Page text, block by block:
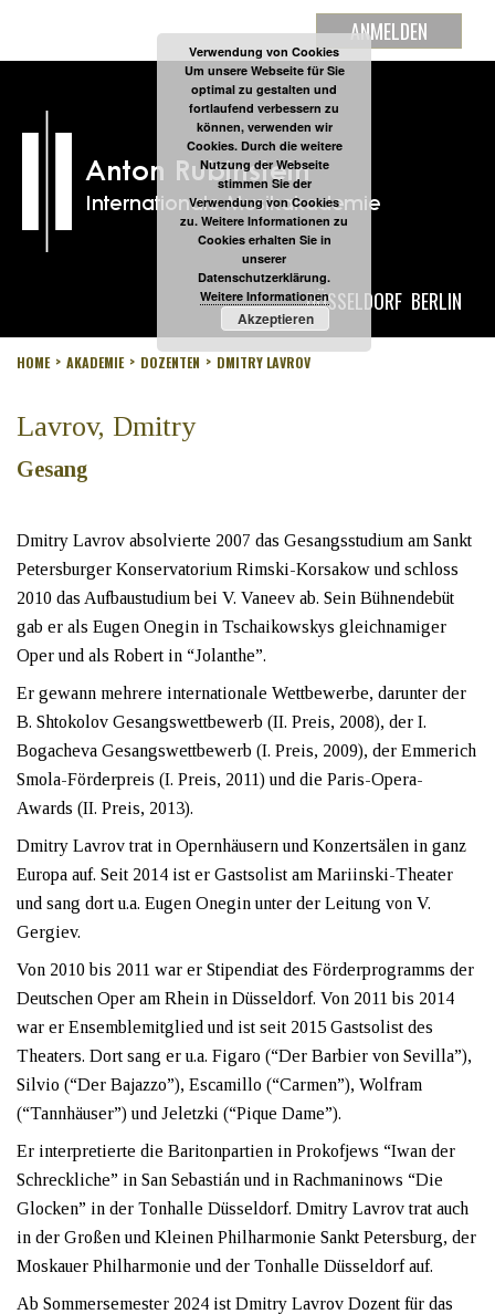
ANMELDEN
DÜSSELDORF BERLIN
HOME AKADEMIE DOZENTEN DMITRY LAVROV
Lavrov, Dmitry
Gesang
Dmitry Lavrov absolvierte 2007 das Gesangsstudium am Sankt
Petersburger Konservatorium Rimski-Korsakow und schloss
2010 das Aufbaustudium bei V. Vaneev ab. Sein Bühnendebüt
gab er als Eugen Onegin in Tschaikowskys gleichnamiger
Oper und als Robert in “Jolanthe”.
Er gewann mehrere internationale Wettbewerbe, darunter der
B. Shtokolov Gesangswettbewerb (II. Preis, 2008), der I.
Bogacheva Gesangswettbewerb (I. Preis, 2009), der Emmerich
Smola-Förderpreis (I. Preis, 2011) und die Paris-Opera-
Awards (II. Preis, 2013).
Dmitry Lavrov trat in Opernhäusern und Konzertsälen in ganz
Europa auf. Seit 2014 ist er Gastsolist am Mariinski-Theater
und sang dort u.a. Eugen Onegin unter der Leitung von V.
Gergiev.
Von 2010 bis 2011 war er Stipendiat des Förderprogramms der
Deutschen Oper am Rhein in Düsseldorf. Von 2011 bis 2014
war er Ensemblemitglied und ist seit 2015 Gastsolist des
Theaters. Dort sang er u.a. Figaro (“Der Barbier von Sevilla”),
Silvio (“Der Bajazzo”), Escamillo (“Carmen”), Wolfram
(“Tannhäuser”) und Jeletzki (“Pique Dame”).
Er interpretierte die Baritonpartien in Prokofjews “Iwan der
Schreckliche” in San Sebastián und in Rachmaninows “Die
Glocken” in der Tonhalle Düsseldorf. Dmitry Lavrov trat auch
in der Großen und Kleinen Philharmonie Sankt Petersburg, der
Moskauer Philharmonie und der Tonhalle Düsseldorf auf.
Ab Sommersemester 2024 ist Dmitry Lavrov Dozent für das
Verwendung von Cookies
Um unsere Webseite für Sie
optimal zu gestalten und
fortlaufend verbessern zu
können, verwenden wir
Cookies. Durch die weitere
Nutzung der Webseite
stimmen Sie der
Verwendung von Cookies
zu. Weitere Informationen zu
Cookies erhalten Sie in
unserer
Datenschutzerklärung.
Weitere Informationen
Akzeptieren